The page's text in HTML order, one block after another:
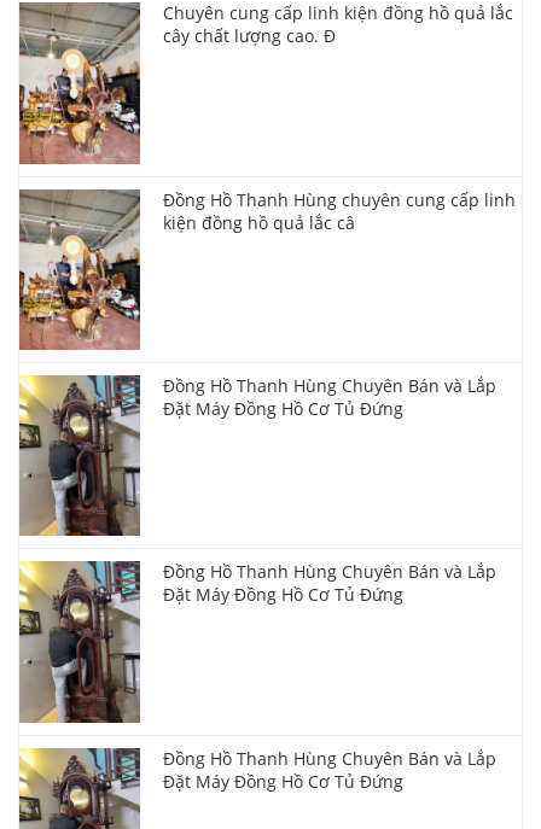
Chuyên cung cấp linh kiện đồng hồ quả lắc
cây chất lượng cao. Đ
Đồng Hồ Thanh Hùng chuyên cung cấp linh
kiện đồng hồ quả lắc câ
Đồng Hồ Thanh Hùng Chuyên Bán và Lắp
Đặt Máy Đồng Hồ Cơ Tủ Đứng
Đồng Hồ Thanh Hùng Chuyên Bán và Lắp
Đặt Máy Đồng Hồ Cơ Tủ Đứng
Đồng Hồ Thanh Hùng Chuyên Bán và Lắp
Đặt Máy Đồng Hồ Cơ Tủ Đứng